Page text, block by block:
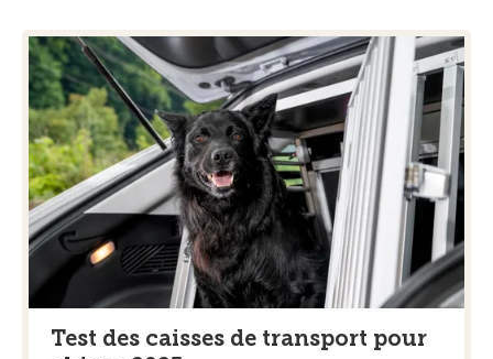
Test des caisses de transport pour